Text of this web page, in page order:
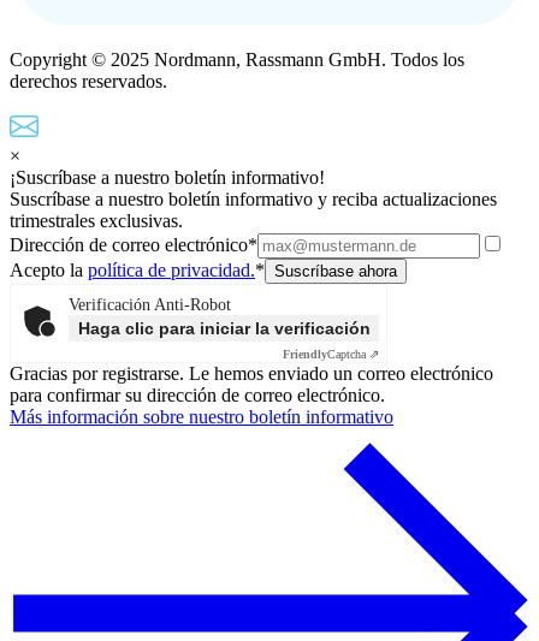
Copyright © 2025 Nordmann, Rassmann GmbH. Todos los
derechos reservados.
×
¡Suscríbase a nuestro boletín informativo!
Suscríbase a nuestro boletín informativo y reciba actualizaciones
trimestrales exclusivas.
Dirección de correo electrónico*
Acepto la política de privacidad.*
Verificación Anti-Robot
Haga clic para iniciar la verificación
FriendlyCaptcha ⇗
Gracias por registrarse. Le hemos enviado un correo electrónico
para confirmar su dirección de correo electrónico.
Más información sobre nuestro boletín informativo